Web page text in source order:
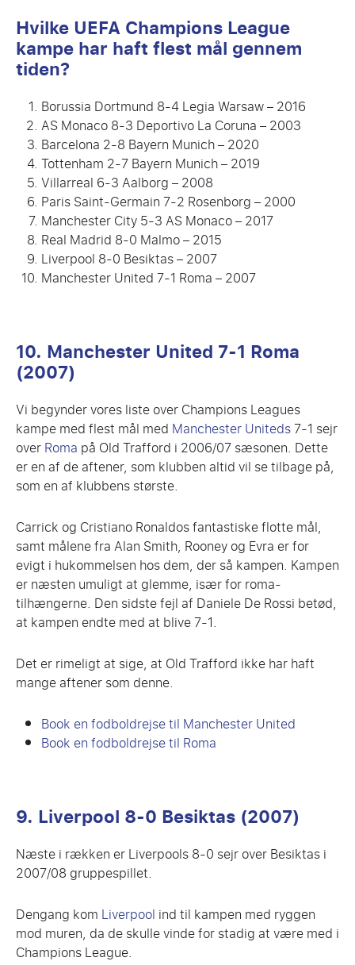
Hvilke UEFA Champions League
kampe har haft flest mål gennem
tiden?
Borussia Dortmund 8-4 Legia Warsaw – 2016
AS Monaco 8-3 Deportivo La Coruna – 2003
Barcelona 2-8 Bayern Munich – 2020
Tottenham 2-7 Bayern Munich – 2019
Villarreal 6-3 Aalborg – 2008
Paris Saint-Germain 7-2 Rosenborg – 2000
Manchester City 5-3 AS Monaco – 2017
Real Madrid 8-0 Malmo – 2015
Liverpool 8-0 Besiktas – 2007
Manchester United 7-1 Roma – 2007
10. Manchester United 7-1 Roma
(2007)
Vi begynder vores liste over Champions Leagues
kampe med flest mål med Manchester Uniteds7-1 sejr
overRoma på Old Trafford i 2006/07 sæsonen. Dette
er en af ​​de aftener, som klubben altid vil se tilbage på,
som en af ​​klubbens største.
Carrick og Cristiano Ronaldos fantastiske flotte mål,
samt målene fra Alan Smith, Rooney og Evra er for
evigt i hukommelsen hos dem, der så kampen. Kampen
er næsten umuligt at glemme, især for roma-
tilhængerne. Den sidste fejl af Daniele De Rossi betød,
at kampen endte med at blive 7-1.
Det er rimeligt at sige, at Old Trafford ikke har haft
mange aftener som denne.
Book en fodboldrejse til Manchester United
Book en fodboldrejse til Roma
9. Liverpool 8-0 Besiktas (2007)
Næste i rækken er Liverpools 8-0 sejr over Besiktas i
2007/08 gruppespillet.
Dengang kom Liverpool ind til kampen med ryggen
mod muren, da de skulle vinde for stadig at være med i
Champions League.